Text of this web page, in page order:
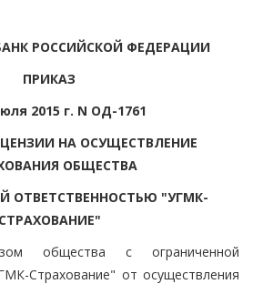
РОССИЙСКОЙ ФЕДЕРАЦИИ
ПРИКАЗ
2015 г. N ОД-1761
НА ОСУЩЕСТВЛЕНИЕ
ОБЩЕСТВА
ОТВЕТСТВЕННОСТЬЮ "УГМК-
СТРАХОВАНИЕ"
общества с ограниченной
Страхование" от осуществления